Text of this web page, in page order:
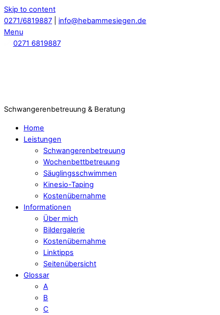
Skip to content
0271/6819887
info@hebammesiegen.de
Menu
0271 6819887
Schwangerenbetreuung & Beratung
Home
Leistungen
Schwangerenbetreuung
Wochenbettbetreuung
Säuglingsschwimmen
Kinesio-Taping
Kostenübernahme
Informationen
Über mich
Bildergalerie
Kostenübernahme
Linktipps
Seitenübersicht
Glossar
A
B
C